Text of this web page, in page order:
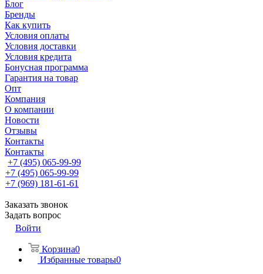
Блог
Бренды
Как купить
Условия оплаты
Условия доставки
Условия кредита
Бонусная программа
Гарантия на товар
Опт
Компания
О компании
Новости
Отзывы
Контакты
Контакты
+7 (495) 065-99-99
+7 (495) 065-99-99
+7 (969) 181-61-61
Заказать звонок
Задать вопрос
Войти
Корзина0
Избранные товары0